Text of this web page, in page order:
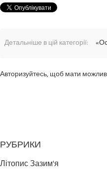
Детальніше в цій категорії:
Авторизуйтесь, щоб мати
РУБРИКИ
Літопис Зазим'я